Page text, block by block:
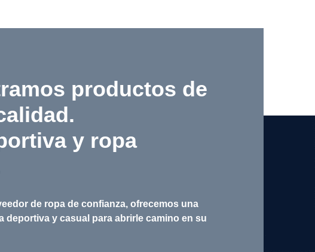
productos de
y ropa
de ropa de confianza, ofrecemos una
deportiva y casual para abrirle camino en su